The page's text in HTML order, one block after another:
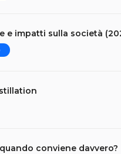
e impatti sulla società
conviene davvero?